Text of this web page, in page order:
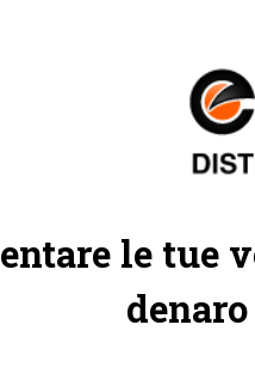
le tue
denaro